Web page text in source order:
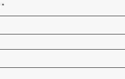
*